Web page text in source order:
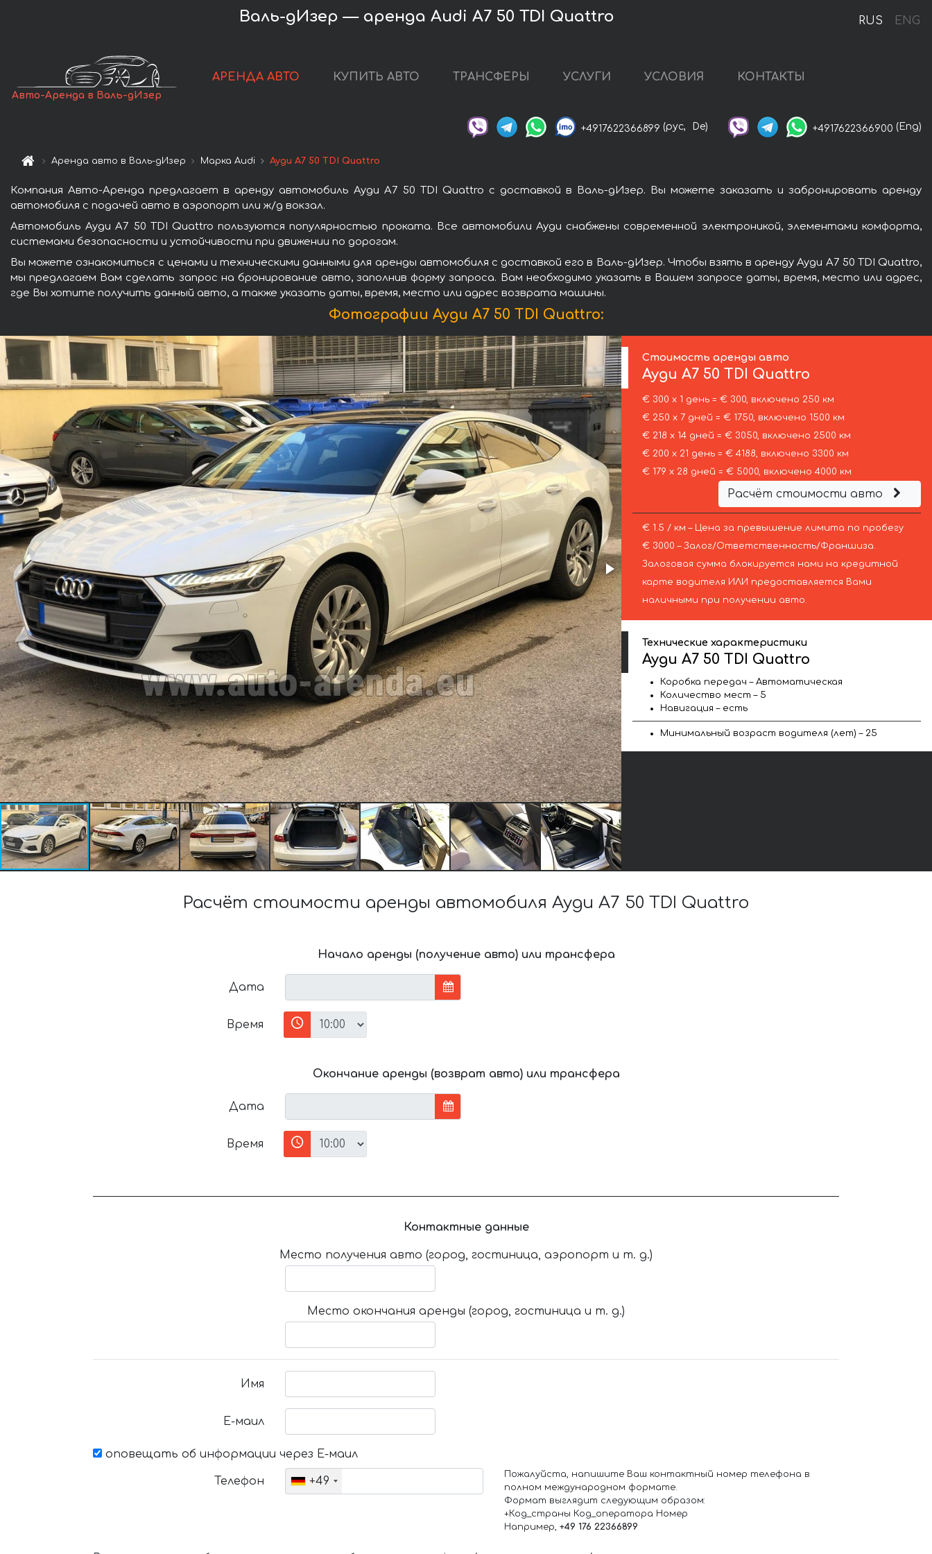
RUS ENG
Валь-дИзер — аренда Audi A7 50 TDI Quattro
Авто-Аренда в Валь-дИзер
АРЕНДА АВТО КУПИТЬ АВТО ТРАНСФЕРЫ УСЛУГИ УСЛОВИЯ КОНТАКТЫ
+4917622366899 (рус, De) +4917622366900 (Eng)
Аренда авто в Валь-дИзер Марка Audi Ауди A7 50 TDI Quattro
Компания Авто-Аренда предлагает в аренду автомобиль Ауди A7 50 TDI Quattro с доставкой в Валь-дИзер. Вы можете заказать и забронировать аренду
автомобиля с подачей авто в аэропорт или ж/д вокзал.
Автомобиль Ауди A7 50 TDI Quattro пользуются популярностью проката. Все автомобили Ауди снабжены современной электроникой, элементами комфорта,
системами безопасности и устойчивости при движении по дорогам.
Вы можете ознакомиться с ценами и техническими данными для аренды автомобиля с доставкой его в Валь-дИзер. Чтобы взять в аренду Ауди A7 50 TDI Quattro,
мы предлагаем Вам сделать запрос на бронирование авто, заполнив форму запроса. Вам необходимо указать в Вашем запросе даты, время, место или адрес,
где Вы хотите получить данный авто, а также указать даты, время, место или адрес возврата машины.
Фотографии Ауди A7 50 TDI Quattro:
Стоимость аренды авто
АудиA7 50 TDI Quattro
€ 300 х 1 день = € 300, включено 250 км
€ 250 х 7 дней = € 1750, включено 1500 км
€ 218 х 14 дней = € 3050, включено 2500 км
€ 200 х 21 день = € 4188, включено 3300 км
€ 179 х 28 дней = € 5000, включено 4000 км
Расчёт стоимости авто
€ 1.5 / км – Цена за превышение лимита по пробегу
€ 3000 – Залог/Ответственность/Франшиза.
Залоговая сумма блокируется нами на кредитной
карте водителя ИЛИ предоставляется Вами
наличными при получении авто.
Технические характеристики
Ауди A7 50 TDI Quattro
Коробка передач – Автоматическая
Количество мест – 5
Навигация – есть
Минимальный возраст водителя (лет) – 25
Расчёт стоимости аренды автомобиля Ауди A7 50 TDI Quattro
Начало аренды (получение авто) или трансфера
Дата
Время
Окончание аренды (возврат авто) или трансфера
Дата
Время
Контактные данные
Место получения авто (город, гостиница, аэропорт и т. д.)
Место окончания аренды (город, гостиница и т. д.)
Имя
Е-маил
оповещать об информации через Е-маил
Телефон +49
Пожалуйста, напишите Ваш контактный номер телефона в
полном международном формате.
Формат выглядит следующим образом:
+Код_страны Код_оператора Номер
Например, +49 176 22366899